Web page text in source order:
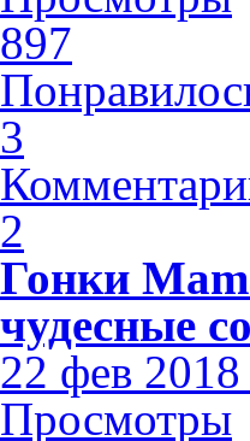
897
3
2
Гонки
чудесные
22 фев 2018
Просмотры